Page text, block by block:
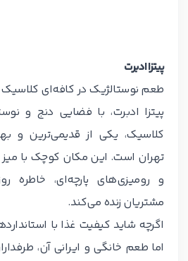
پیتزا ادبرت
طعم نوستالژیک در کافه‌ای کلاسیک
پیتزا ادبرت، با فضایی دنج و
کلاسیک، یکی از قدیمی‌ترین و
تهران است. این مکان کوچک با
و رومیزی‌های پارچه‌ای، خاطره
مشتریان زنده می‌کند.
اگرچه شاید کیفیت غذا با
اما طعم خانگی و ایرانی آن،